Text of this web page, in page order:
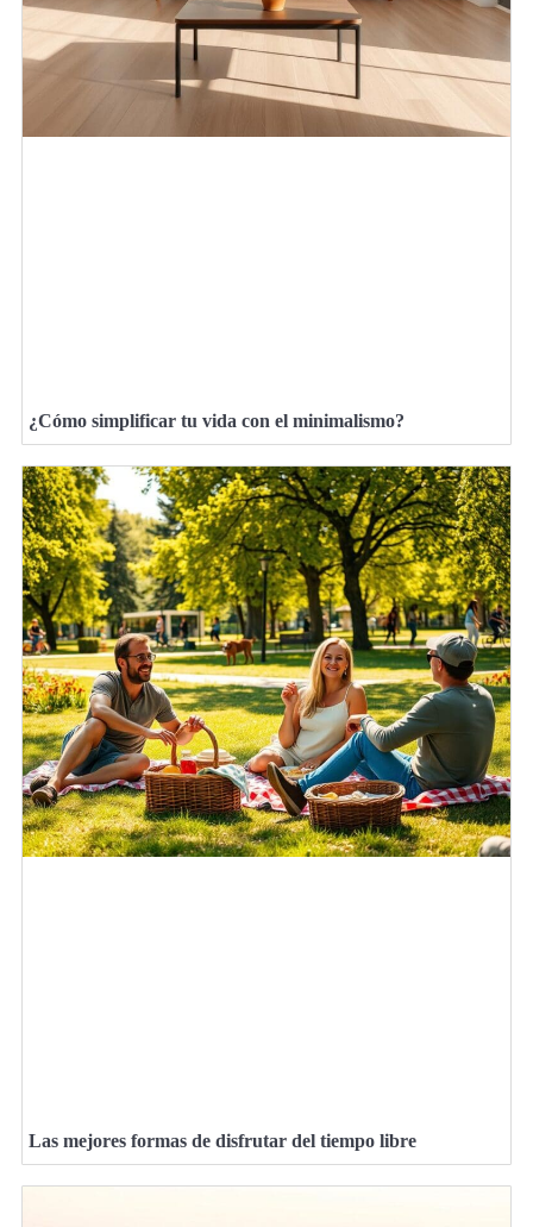
¿Cómo simplificar tu vida con el minimalismo?
Las mejores formas de disfrutar del tiempo libre